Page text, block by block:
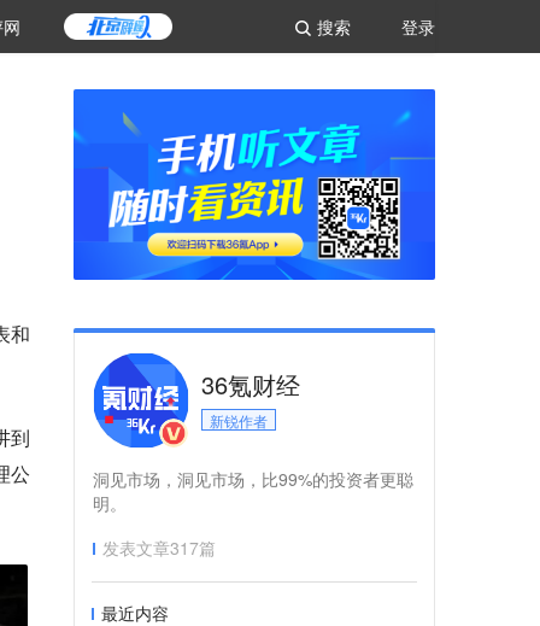
登录
搜索
和
到
公
36氪财经
新锐作者
洞见市场，洞见市场，比99%的投资者更聪
明。
发表文章317篇
最近内容